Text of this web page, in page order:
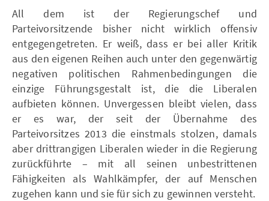
All dem ist der Regierungschef und
Parteivorsitzende bisher nicht wirklich offensiv
entgegengetreten. Er weiß, dass er bei aller Kritik
aus den eigenen Reihen auch unter den gegenwärtig
negativen politischen Rahmenbedingungen die
einzige Führungsgestalt ist, die die Liberalen
aufbieten können. Unvergessen bleibt vielen, dass
er es war, der seit der Übernahme des
Parteivorsitzes 2013 die einstmals stolzen, damals
aber drittrangigen Liberalen wieder in die Regierung
zurückführte – mit all seinen unbestrittenen
Fähigkeiten als Wahlkämpfer, der auf Menschen
zugehen kann und sie für sich zu gewinnen versteht.